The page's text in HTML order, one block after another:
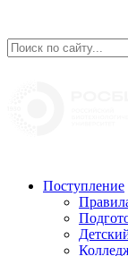
Поступление